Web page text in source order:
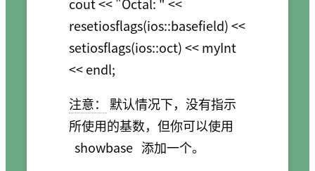
resetiosflags(ios::basefield) <<
setiosflags(ios::oct) << myInt
注意：
默认情况下，没有指示
所使用的基数，但你可以使用
showbase 添加一个。